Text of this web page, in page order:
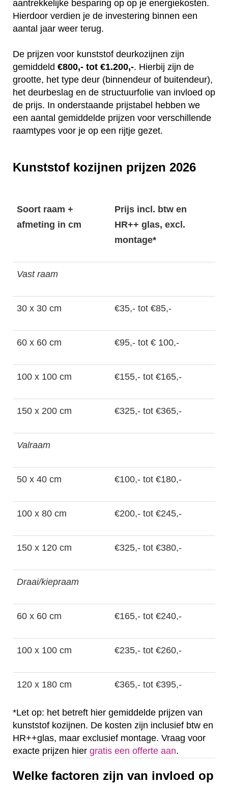
aantrekkelijke besparing op op je energiekosten.
Hierdoor verdien je de investering binnen een
aantal jaar weer terug.
De prijzen voor kunststof deurkozijnen zijn
gemiddeld €800,- tot €1.200,-. Hierbij zijn de
grootte, het type deur (binnendeur of buitendeur),
het deurbeslag en de structuurfolie van invloed op
de prijs. In onderstaande prijstabel hebben we
een aantal gemiddelde prijzen voor verschillende
raamtypes voor je op een rijtje gezet.
Kunststof kozijnen prijzen 2026
Soort raam +
afmeting in cm
Prijs incl. btw en
HR++ glas, excl.
montage*
Vast raam
30 x 30 cm €35,- tot €85,-
60 x 60 cm €95,- tot € 100,-
100 x 100 cm €155,- tot €165,-
150 x 200 cm €325,- tot €365,-
Valraam
50 x 40 cm €100,- tot €180,-
100 x 80 cm €200,- tot €245,-
150 x 120 cm €325,- tot €380,-
Draai/kiepraam
60 x 60 cm €165,- tot €240,-
100 x 100 cm €235,- tot €260,-
120 x 180 cm €365,- tot €395,-
*Let op: het betreft hier gemiddelde prijzen van
kunststof kozijnen. De kosten zijn inclusief btw en
HR++glas, maar exclusief montage. Vraag voor
exacte prijzen hier gratis een offerte aan.
Welke factoren zijn van invloed op